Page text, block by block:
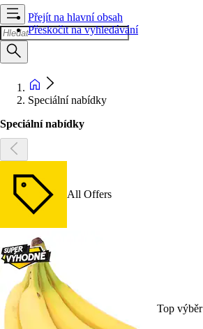
Přejít na hlavní obsah
Přeskočit na vyhledávání
Speciální nabídky
Speciální nabídky
All Offers
Top výběr